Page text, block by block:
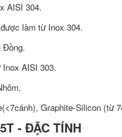
AISI 304.
làm từ Inox 304.
Đồng.
AISI 303.
Graphite-Silicon (từ
- ĐẶC TÍNH